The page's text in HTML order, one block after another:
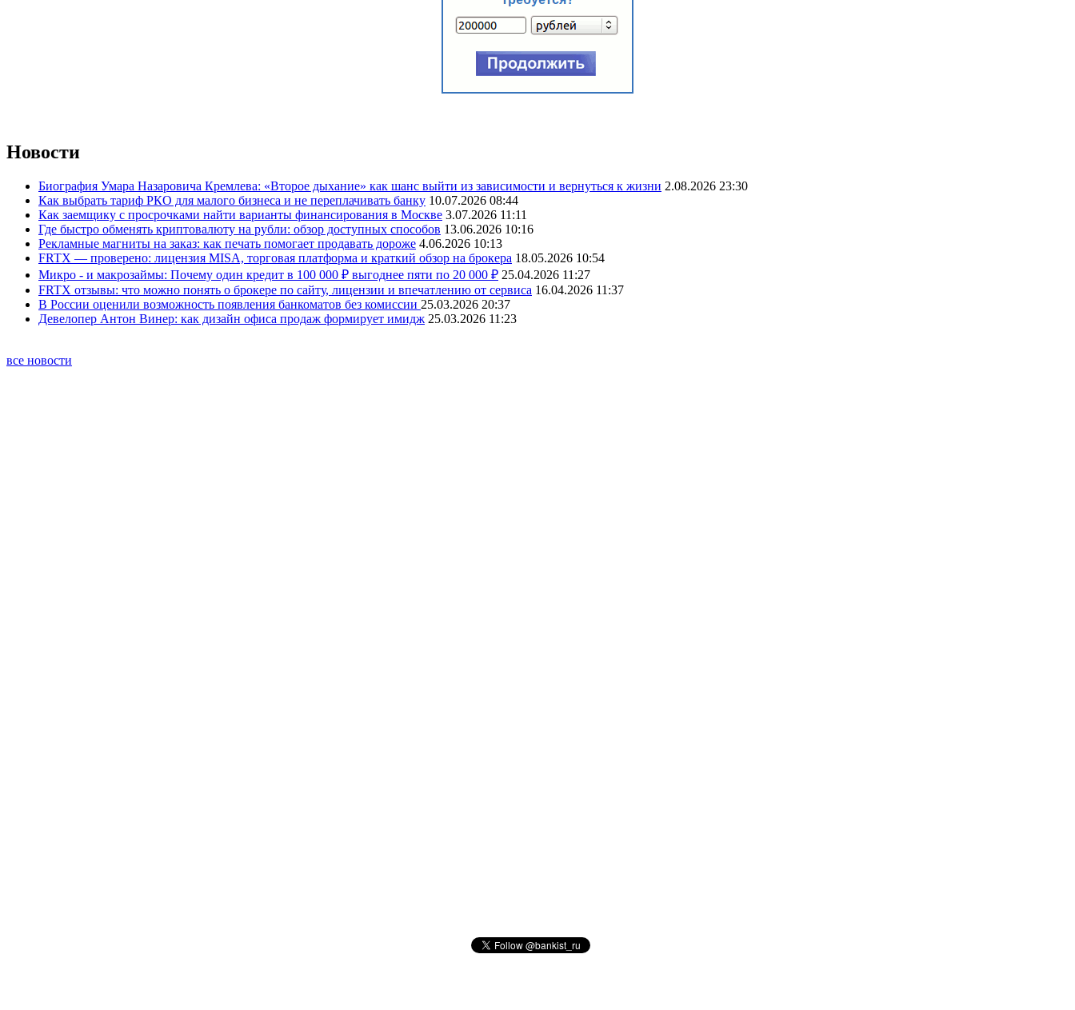
Новости
Биография Умара Назаровича Кремлева: «Второе дыхание» как шанс выйти из зависимости и вернуться к жизни 2.08.2026 23:30
Как выбрать тариф РКО для малого бизнеса и не переплачивать банку 10.07.2026 08:44
Как заемщику с просрочками найти варианты финансирования в Москве 3.07.2026 11:11
Где быстро обменять криптовалюту на рубли: обзор доступных способов 13.06.2026 10:16
Рекламные магниты на заказ: как печать помогает продавать дороже 4.06.2026 10:13
FRTX — проверено: лицензия MISA, торговая платформа и краткий обзор на брокера 18.05.2026 10:54
Микро - и макрозаймы: Почему один кредит в 100 000 ₽ выгоднее пяти по 20 000 ₽ 25.04.2026 11:27
FRTX отзывы: что можно понять о брокере по сайту, лицензии и впечатлению от сервиса 16.04.2026 11:37
В России оценили возможность появления банкоматов без комиссии 25.03.2026 20:37
Девелопер Антон Винер: как дизайн офиса продаж формирует имидж 25.03.2026 11:23
все новости